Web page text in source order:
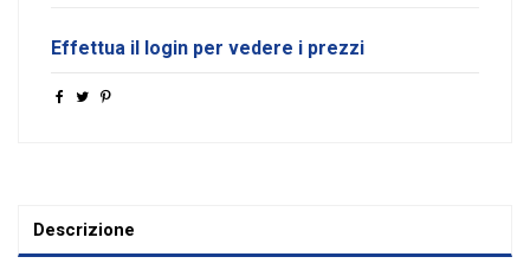
Effettua il login per vedere i prezzi
Descrizione